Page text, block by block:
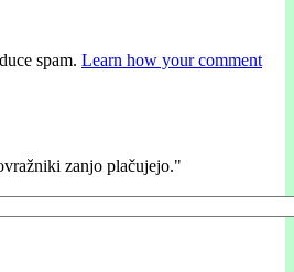
spam. Learn how your comment
zanjo plačujejo."